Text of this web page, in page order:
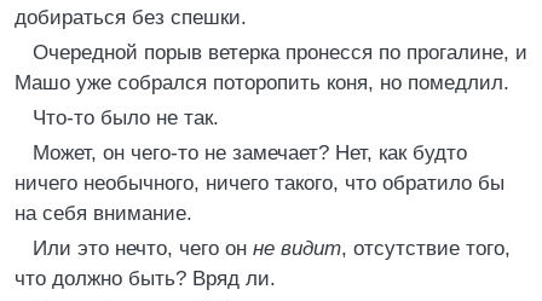
добираться без спешки.
Очередной порыв ветерка пронесся по прогалине, и
Машо уже собрался поторопить коня, но помедлил.
Что-то было не так.
Может, он чего-то не замечает? Нет, как будто
ничего необычного, ничего такого, что обратило бы
на себя внимание.
Или это нечто, чего он не видит, отсутствие того,
что должно быть? Вряд ли.